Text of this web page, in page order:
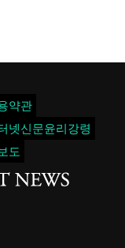
약관
넷신문윤리강령
도